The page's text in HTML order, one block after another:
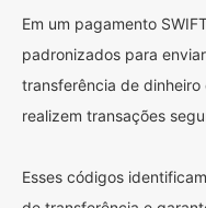
Em um pagamento
padronizados para
transferência de
realizem transações
Esses códigos